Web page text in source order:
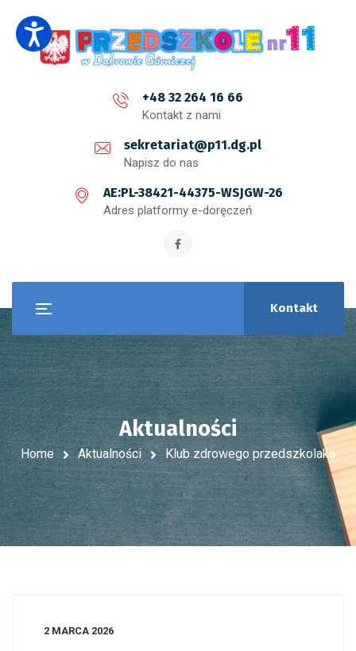
+48 32 264 16 66
Kontakt z nami
sekretariat@p11.dg.pl
Napisz do nas
AE:PL-38421-44375-WSJGW-26
Adres platformy e-doręczeń
Kontakt
Aktualności
Home Aktualności Klub zdrowego przedszkolaka
2 MARCA 2026